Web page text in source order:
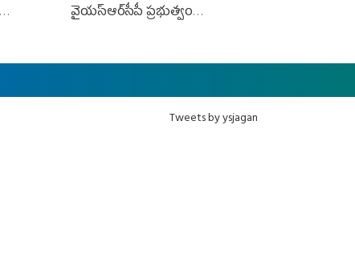
వైయ‌స్ఆర్‌సీపీ ప్రభుత్వం
Tweets by ysjagan